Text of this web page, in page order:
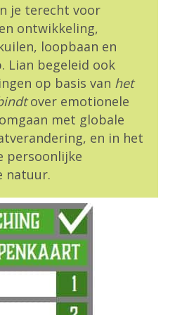
je terecht voor
ontwikkeling,
loopbaan en
Lian begeleid ook
op basis van het
over emotionele
met globale
en in het
persoonlijke
natuur.